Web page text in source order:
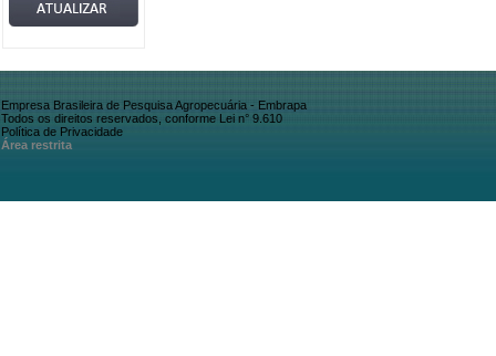
Empresa Brasileira de Pesquisa Agropecuária - Embrapa
Todos os direitos reservados, conforme Lei n° 9.610
Política de Privacidade
Área restrita